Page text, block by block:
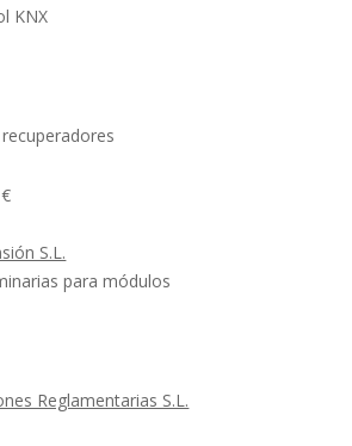
KNX
S.L.
para módulos
Reglamentarias S.L.